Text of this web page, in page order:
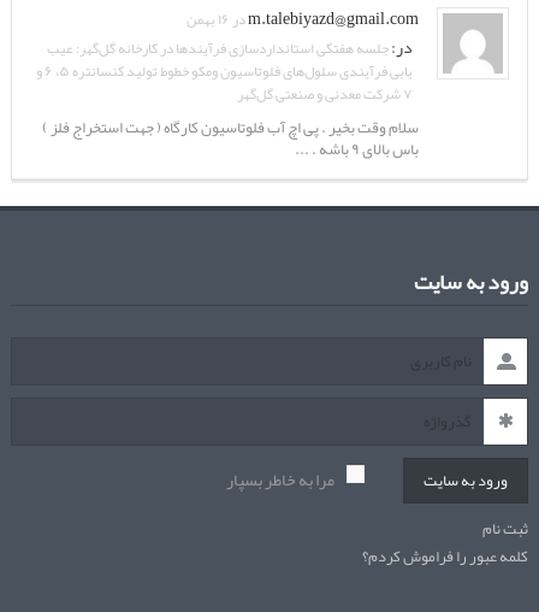
m.talebiyazd@gmail.comدر ۱۶ بهمن
در:جلسه هفتگی استانداردسازی فرآیندها در کارخانه گل‌گهر: عیب
یابی فرآیندی سلول‌های فلوتاسیون ومکو خطوط تولید کنسانتره ۵، ۶ و
۷ شرکت معدنی و صنعتی گل‌گهر
سلام وقت بخیر . پی اچ آب فلوتاسیون کارگاه ( جهت استخراج فلز )
باس بالای ۹ باشه . ...
ورود به سایت
ورود به سایت مرا به خاطر بسپار
ثبت نام
کلمه عبور را فراموش کردم؟